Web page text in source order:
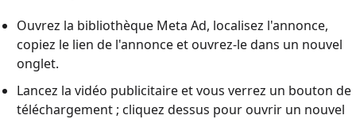
Ouvrez la bibliothèque Meta Ad, localisez l'annonce,
copiez le lien de l'annonce et ouvrez-le dans un nouvel
onglet.
Lancez la vidéo publicitaire et vous verrez un bouton de
téléchargement ; cliquez dessus pour ouvrir un nouvel